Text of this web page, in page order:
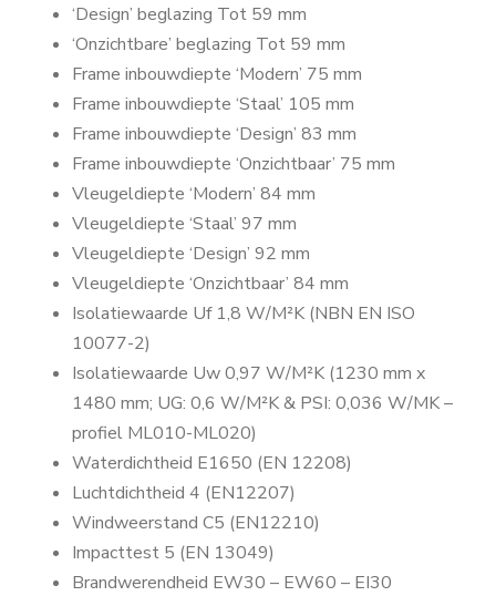
‘Design’ beglazing Tot 59 mm
‘Onzichtbare’ beglazing Tot 59 mm
Frame inbouwdiepte ‘Modern’ 75 mm
Frame inbouwdiepte ‘Staal’ 105 mm
Frame inbouwdiepte ‘Design’ 83 mm
Frame inbouwdiepte ‘Onzichtbaar’ 75 mm
Vleugeldiepte ‘Modern’ 84 mm
Vleugeldiepte ‘Staal’ 97 mm
Vleugeldiepte ‘Design’ 92 mm
Vleugeldiepte ‘Onzichtbaar’ 84 mm
Isolatiewaarde Uf 1,8 W/M²K (NBN EN ISO
10077-2)
Isolatiewaarde Uw 0,97 W/M²K (1230 mm x
1480 mm; UG: 0,6 W/M²K & PSI: 0,036 W/MK –
profiel ML010-ML020)
Waterdichtheid E1650 (EN 12208)
Luchtdichtheid 4 (EN12207)
Windweerstand C5 (EN12210)
Impacttest 5 (EN 13049)
Brandwerendheid EW30 – EW60 – EI30